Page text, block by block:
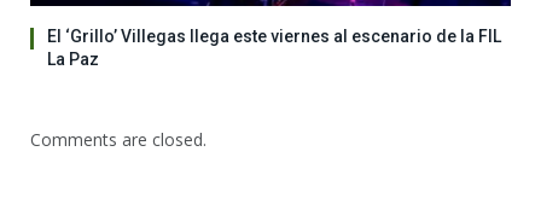
El ‘Grillo’ Villegas llega este viernes al escenario de la FIL
La Paz
Comments are closed.